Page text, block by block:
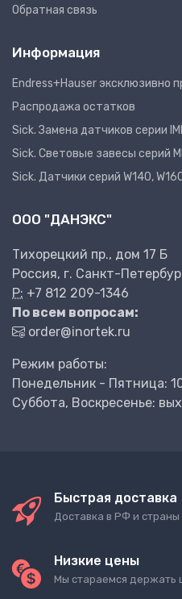
Обратная связь
Информация
Endress+Hauser эксклюзивно
Распродажа остатков
Sick. Замена датчиков серии
Sick. Световые завесы серий
Sick. Датчики серий W140,
ООО "ДАНЭКС"
Тихорецкий пр., дом 17 Б
Россия, г. Санкт-
P: +7 812 209-1346
По всем вопросам:
order@inortek.ru
Режим работы:
Понедельник - Пятница:
Суббота, Воскресенье:
Быстрая доставка
Доставка в РФ и
Низкие цены
Мы стараемся держать